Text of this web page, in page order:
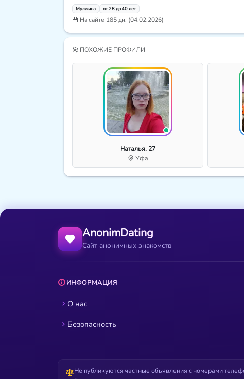
Мужчина от 28 до 40 лет
На сайте 185 дн. (04.02.2026)
ПОХОЖИЕ ПРОФИЛИ
Наталья, 27
Уфа
AnonimDating
Сайт анонимных знакомств
ИНФОРМАЦИЯ
О нас
Безопасность
Не публикуются частные объявления с номерами